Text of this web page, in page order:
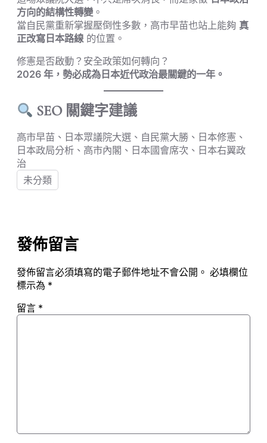
方向的結構性轉變 。
當自民黨重新掌握壓倒性多數，高市早苗也站上能夠 真
正改寫日本路線的位置。
修憲是否啟動？安全政策如何轉向？
2026 年，勢必成為日本近代政治最關鍵的一年。
SEO 關鍵字建議
高市早苗、日本眾議院大選、自民黨大勝、日本修憲、
日本政局分析、高市內閣、日本國會席次、日本右翼政
治
未分類
發佈留言
發佈留言必須填寫的電子郵件地址不會公開。 必填欄位
標示為 *
留言 *